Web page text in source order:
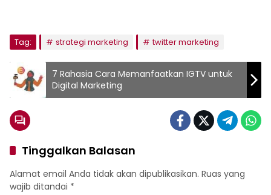
Tag: strategi marketing twitter marketing
7 Rahasia Cara Memanfaatkan IGTV untuk
Digital Marketing
Tinggalkan Balasan
Alamat email Anda tidak akan dipublikasikan. Ruas yang
wajib ditandai *